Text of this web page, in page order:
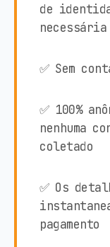
de
necessária
✅ Sem
✅ 100%
nenhuma
coletado
✅ Os
pagamento